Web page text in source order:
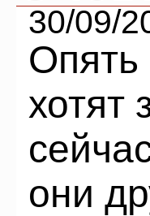
30/09/
Опять
хотят
они